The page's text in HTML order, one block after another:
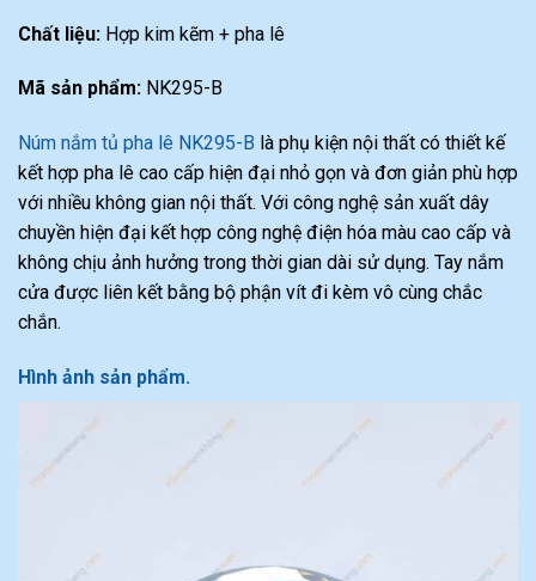
Chất liệu: Hợp kim kẽm + pha lê
Mã sản phẩm: NK295-B
Núm nắm tủ pha lê NK295-B là phụ kiện nội thất có thiết kế
kết hợp pha lê cao cấp hiện đại nhỏ gọn và đơn giản phù hợp
với nhiều không gian nội thất. Với công nghệ sản xuất dây
chuyền hiện đại kết hợp công nghệ điện hóa màu cao cấp và
không chịu ảnh hưởng trong thời gian dài sử dụng. Tay nắm
cửa được liên kết bằng bộ phận vít đi kèm vô cùng chắc
chắn.
Hình ảnh sản phẩm.